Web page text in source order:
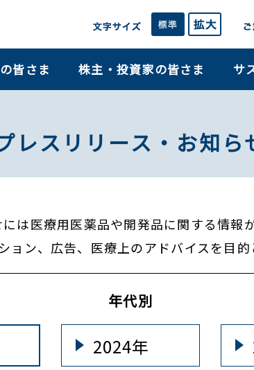
皆さま 株主・投資家の皆さま サ
レスリリース・お知ら
は医療用医薬品や開発品に関する情報
ョン、広告、医療上のアドバイスを目的
年代別
2024年